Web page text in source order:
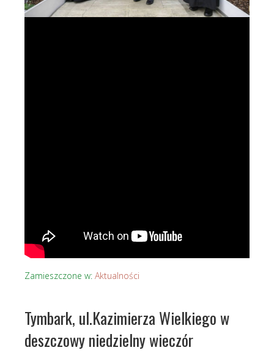
Zamieszczone w: Aktualności
Tymbark, ul.Kazimierza Wielkiego w
deszczowy niedzielny wieczór